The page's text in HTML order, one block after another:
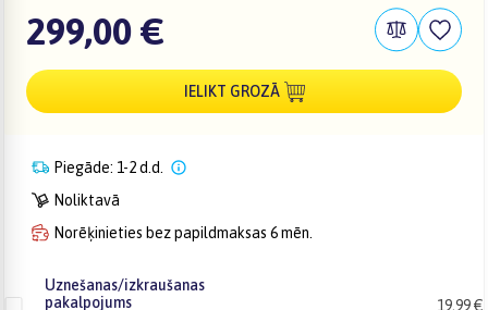
299,00 €
IELIKT GROZĀ
Piegāde: 1-2 d.d.
Noliktavā
Norēķinieties bez papildmaksas 6 mēn.
Uznešanas/izkraušanas
pakalpojums
19,99 €